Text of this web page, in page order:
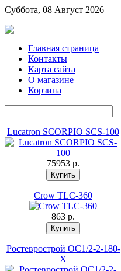
Суббота, 08 Август 2026
Главная страница
Контакты
Карта сайта
О магазине
Корзина
Lucatron SCORPIO SCS-100
75953 p.
Crow TLC-360
863 p.
Ростеврострой ОС1/2-2-180-
Х